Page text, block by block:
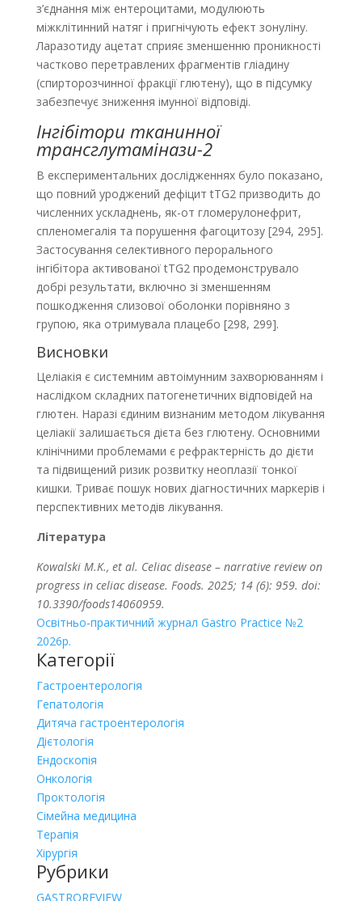
з’єднання між ентероцитами, модулюють
міжклітинний натяг і пригнічують ефект зонуліну.
Ларазотиду ацетат сприяє зменшенню проникності
частково перетравлених фрагментів гліадину
(спирторозчинної фракції глютену), що в підсумку
забезпечує зниження імунної відповіді.
Інгібітори тканинної
трансглутамінази-2
В експериментальних дослідженнях було показано,
що повний уроджений дефіцит tTG2 призводить до
численних ускладнень, як-от гломерулонефрит,
спленомегалія та порушення фагоцитозу [294, 295].
Застосування селективного перорального
інгібітора активованої tTG2 продемонструвало
добрі результати, включно зі зменшенням
пошкодження слизової оболонки порівняно з
групою, яка отримувала плацебо [298, 299].
Висновки
Целіакія є системним автоімунним захворюванням і
наслідком складних патогенетичних відповідей на
глютен. Наразі єдиним визнаним методом лікування
целіакії залишається дієта без глютену. Основними
клінічними проблемами є рефрактерність до дієти
та підвищений ризик розвитку неоплазії тонкої
кишки. Триває пошук нових діагностичних маркерів і
перспективних методів лікування.
Література
Kowalski M.K., et al. Celiac disease – narrative review on
progress in celiac disease. Foods. 2025; 14 (6): 959. doi:
10.3390/foods14060959.
Освітньо-практичний журнал Gastro Practice №2
2026р.
Категорії
Гастроентерологія
Гепатологія
Дитяча гастроентерологія
Дієтологія
Ендоскопія
Онкологія
Проктологія
Сімейна медицина
Терапія
Хірургія
Рубрики
GASTROREVIEW